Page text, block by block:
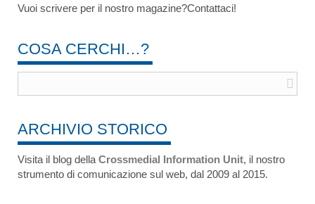
Vuoi scrivere per il nostro magazine?Contattaci!
COSA CERCHI…?
ARCHIVIO STORICO
Visita il blog della Crossmedial Information Unit, il nostro
strumento di comunicazione sul web, dal 2009 al 2015.